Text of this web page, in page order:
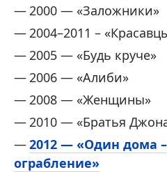
2000 — «Заложники»
2004–2011 –
2005 — «Будь круче»
2006 — «Алиби»
2008 — «Женщины»
2010 — «Братья
2012 — «Один дома
ограбление»